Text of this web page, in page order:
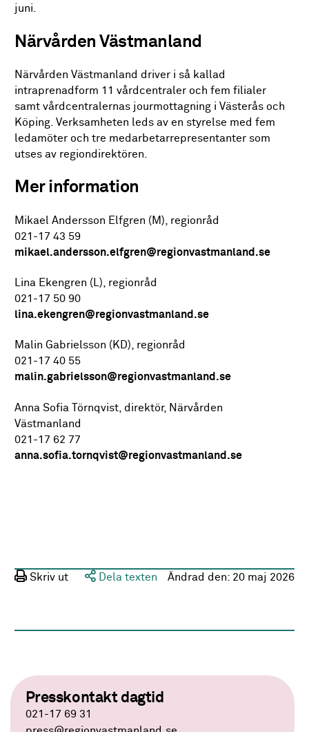
juni.
Närvården Västmanland
Närvården Västmanland driver i så kallad
intraprenadform 11 vårdcentraler och fem filialer
samt vårdcentralernas jourmottagning i Västerås och
Köping. Verksamheten leds av en styrelse med fem
ledamöter och tre medarbetarrepresentanter som
utses av regiondirektören.
Mer information
Mikael Andersson Elfgren (M), regionråd
021-17 43 59
mikael.andersson.elfgren@regionvastmanland.se
Lina Ekengren (L), regionråd
021-17 50 90
lina.ekengren@regionvastmanland.se
Malin Gabrielsson (KD), regionråd
021-17 40 55
malin.gabrielsson@regionvastmanland.se
Anna Sofia Törnqvist, direktör, Närvården
Västmanland
021-17 62 77
anna.sofia.tornqvist@regionvastmanland.se
Skriv ut Dela texten Ändrad den: 20 maj 2026
Presskontakt dagtid
021-17 69 31